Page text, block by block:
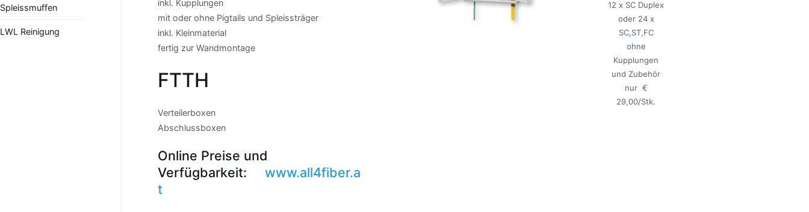
inkl. Kupplungen
mit oder ohne Pigtails und Spleissträger
inkl. Kleinmaterial
fertig zur Wandmontage
FTTH
Verteilerboxen
Abschlussboxen
Online Preise und
Verfügbarkeit: www.all4fiber.a
t
12 x SC Duplex
oder 24 x
SC,ST,FC
ohne
Kupplungen
und Zubehör
nur €
29,00/Stk.
Spleissmuffen
LWL Reinigung